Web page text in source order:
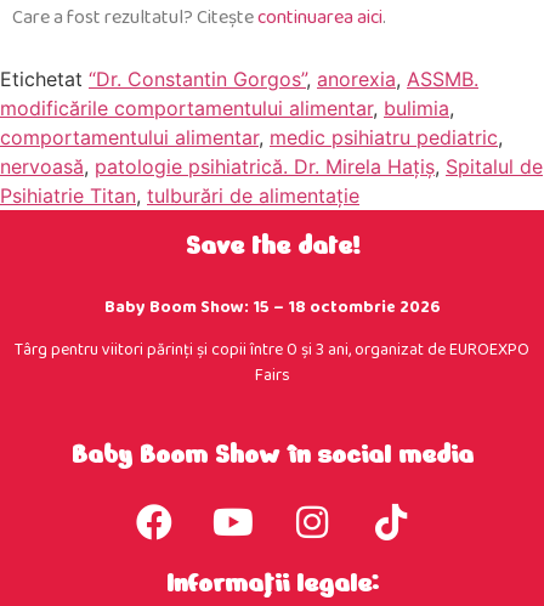
Care a fost rezultatul? Citeştecontinuarea aici.
Etichetat “Dr. Constantin Gorgos”, anorexia, ASSMB.
modificările comportamentului alimentar, bulimia,
comportamentului alimentar, medic psihiatru pediatric,
nervoasă, patologie psihiatrică. Dr. Mirela Haţiş, Spitalul de
Psihiatrie Titan, tulburări de alimentaţie
Save the date!
Baby Boom Show: 15 – 18 octombrie 2026
Târg pentru viitori părinţi şi copii între 0 şi 3 ani, organizat de EUROEXPO
Fairs
Baby Boom Show în social media
Informații legale: